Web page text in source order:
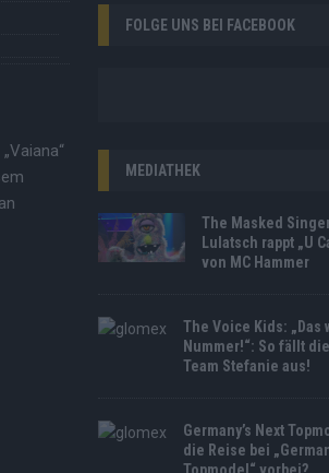
FOLGE UNS BEI FACEBOOK
MEDIATHEK
The Masked
Lulatsch rappt „U
von MC Hammer
The Voice Kids: „Das
Nummer!“: So fällt
Team Stefanie aus!
Germany’s Next
die Reise bei